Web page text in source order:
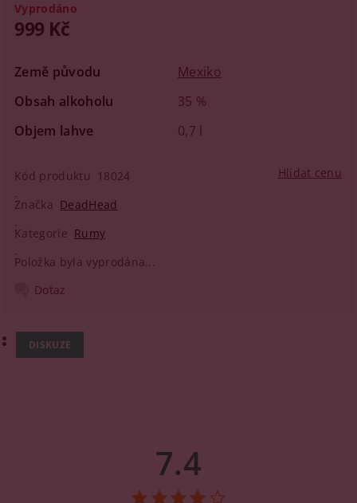
Vyprodáno
999 Kč
Země původu
Mexiko
Obsah alkoholu
35 %
Objem lahve
0,7 l
Kód produktu
18024
Značka DeadHead
Kategorie Rumy
Položka byla vyprodána...
Hlídat cenu
Dotaz
DISKUZE
7.4